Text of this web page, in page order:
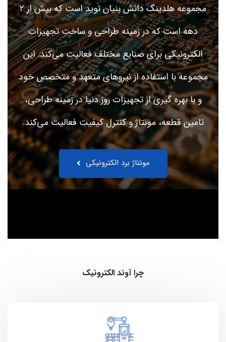
مجموعه هلدینگ دانش بنیان نوید است که بیش از ۲
دهه است که در زمینه طراحی و ساخت تجهیزات
الکترونیکی برای صنایع مختلف فعالیت می‌کند. این
مجموعه با استفاده از نیروهای متعهد و متخصص خود
و با بهره گیری از تجهیزات روز دنیا در زمینه طراحی،
تامین قطعه، مونتاژ و کنترل کیفیت فعالیت می‌کند.
مونتاژ برد الکترونیکی
چرا آوند الکترونیک